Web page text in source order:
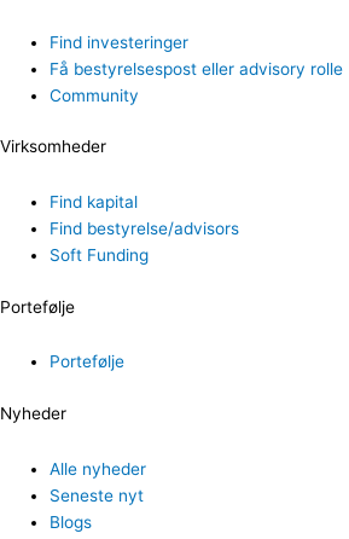
Find investeringer
Få bestyrelsespost eller advisory rolle
Community
Virksomheder
Find kapital
Find bestyrelse/advisors
Soft Funding
Portefølje
Portefølje
Nyheder
Alle nyheder
Seneste nyt
Blogs